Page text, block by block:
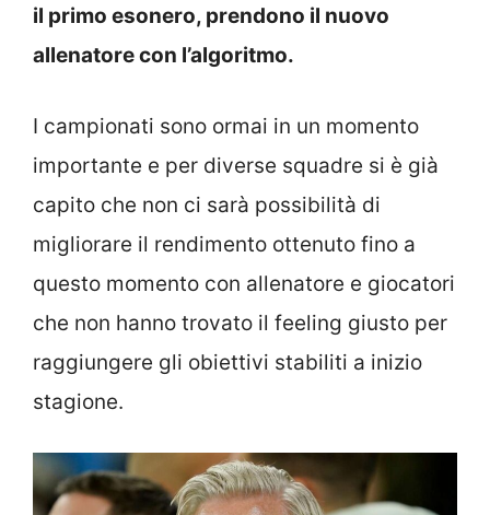
il primo esonero, prendono il nuovo
allenatore con l’algoritmo.
I campionati sono ormai in un momento
importante e per diverse squadre si è già
capito che non ci sarà possibilità di
migliorare il rendimento ottenuto fino a
questo momento con allenatore e giocatori
che non hanno trovato il feeling giusto per
raggiungere gli obiettivi stabiliti a inizio
stagione.